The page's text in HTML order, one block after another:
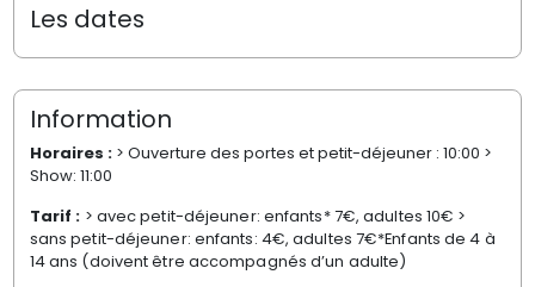
Les dates
Information
Horaires : > Ouverture des portes et petit-déjeuner : 10:00 >
Show: 11:00
Tarif : > avec petit-déjeuner: enfants* 7€, adultes 10€ >
sans petit-déjeuner: enfants: 4€, adultes 7€*Enfants de 4 à
14 ans (doivent être accompagnés d’un adulte)